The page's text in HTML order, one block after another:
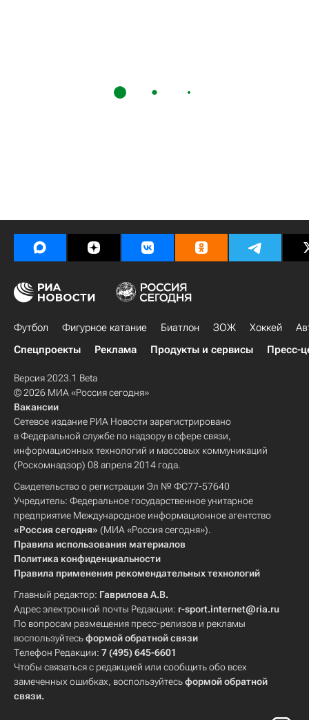
Футбол Фигурное катание Биатлон ЗОЖ Хоккей
Спецпроекты
Реклама Продукты и сервисы Пресс-
Версия 2023.1 Beta
© 2026 МИА «Россия сегодня»
Вакансии
Сетевое издание РИА Новости зарегистрировано
в Федеральной службе по надзору в сфере связи,
информационных технологий и массовых коммуникаций
(Роскомнадзор) 08 апреля 2014 года.
Свидетельство о регистрации Эл № ФС77-57640
Учредитель: Федеральное государственное унитарное
предприятие Международное информационное агентство
«Россия сегодня» (МИА «Россия сегодня»).
Правила использования материалов
Политика конфиденциальности
Правила применения рекомендательных технологий
Главный редактор: Гаврилова А.В.
Адрес электронной почты Редакции: r-sport.internet@ria.ru
По вопросам размещения пресс-релизов и рекламы
воспользуйтесьформой обратной связи
Телефон Редакции: 7 (495) 645-6601
Чтобы связаться с редакцией или сообщить обо всех
замеченных ошибках, воспользуйтесьформой обратной
связи.